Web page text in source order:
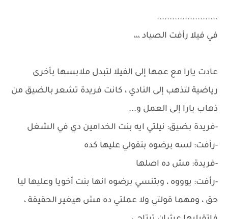
........................
في فيلا رأفت الصياد ،،،
عادت يارا مع عمها إلى الفيلا لتبدل ملابسها بأخرى
رياضية لتذهب إلى النادي ، كانت فريدة تشعر بالضيق من
ذهاب يارا إلى العمل و...
-فريدة بضيق: نيلتي ايه بنت الخدامين دي في الشغل
-رأفت: لسه برضوه بتقولي عليها كده
-فريدة: مش ده اصلها
-رأفت: يوووه ، وبتنسي برضوه انها بنت أخويا وعليها ليا
حق ، ومهما قولتي ولا عملتي ده مش هيغير الحقيقة ،